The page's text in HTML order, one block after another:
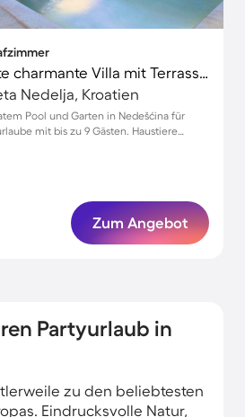
Familienorientierte charmante Villa mit Terrasse, privatem Pool und Grill | Naturblick | Ideal für Homeoffice | Hunde erlaubt
Nedelja, Kroatien
Pool und Garten in Nedešćina für
mit bis zu 9 Gästen. Haustiere
Zum Angebot
Partyurlaub in
zu den beliebtesten
Eindrucksvolle Natur,